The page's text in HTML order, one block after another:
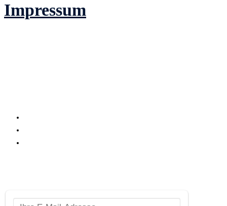
Impressum